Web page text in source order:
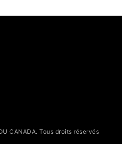
CANADA. Tous droits réservés